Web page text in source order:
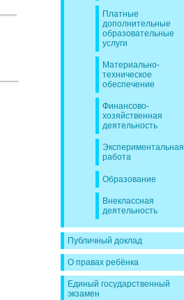
Платные
дополнительные
образовательные
услуги
Материально-
техническое
обеспечение
Финансово-
хозяйственная
деятельность
Экспериментальная
работа
Образование
Внеклассная
деятельность
Публичный доклад
О правах ребёнка
Единый государственный
экзамен